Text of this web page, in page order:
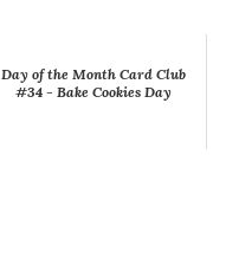
Day of the Month Card Club
#34 - Bake Cookies Day